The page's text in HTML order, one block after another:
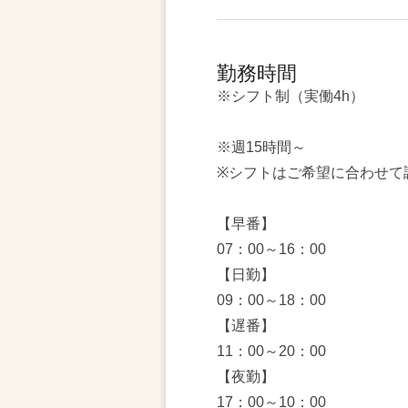
勤務時間
※シフト制（実働4h）
※週15時間～
※シフトはご希望に合わせて
【早番】
07：00～16：00
【日勤】
09：00～18：00
【遅番】
11：00～20：00
【夜勤】
17：00～10：00